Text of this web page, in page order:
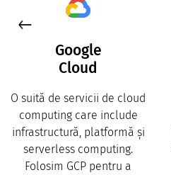
Google
Cloud
O suită de servicii de cloud
computing care include
infrastructură, platformă și
serverless computing.
Folosim GCP pentru a